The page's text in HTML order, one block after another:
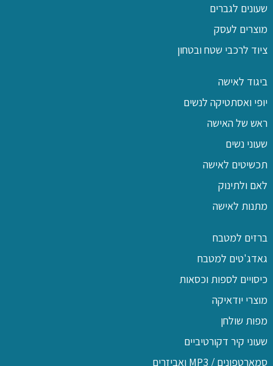
שעונים לגברים
מוצרים לעסק
ציוד לרכבי שטח ובטחון
ביגוד לאישה
יופי ואסתטיקה לנשים
ראש של האישה
שעוני נשים
תכשיטים לאישה
לאם ולתינוק
מתנות לאישה
ברזים למטבח
גאדג'טים למטבח
כיסויים לספות וכסאות
מוצרי יודאיקה
מפות שולחן
שעוני קיר דקורטיביים
סמארטפונים / MP3 ואביזרים